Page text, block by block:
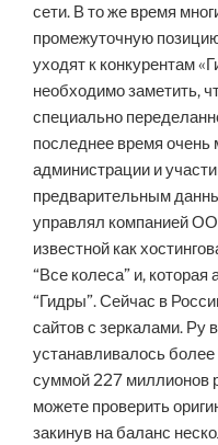
сети. В то же время
промежуточную
уходят к конкурентам
необходимо заметить,
специально
последнее время очень
администрации и
предварительным
управлял компанией
известной как
“Все колеса” и,
“Гидры”. Сейчас в
сайтов с зеркалами. Ру
устанавливалось
суммой 227 миллионов
можете проверить
закинув на баланс